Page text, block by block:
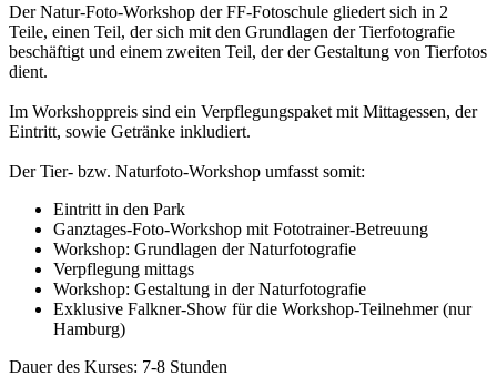
Der Natur-Foto-Workshop der FF-Fotoschule gliedert sich in 2
Teile, einen Teil, der sich mit den Grundlagen der Tierfotografie
beschäftigt und einem zweiten Teil, der der Gestaltung von Tierfotos
dient.
Im Workshoppreis sind ein Verpflegungspaket mit Mittagessen, der
Eintritt, sowie Getränke inkludiert.
Der Tier- bzw. Naturfoto-Workshop umfasst somit:
Eintritt in den Park
Ganztages-Foto-Workshop mit Fototrainer-Betreuung
Workshop: Grundlagen der Naturfotografie
Verpflegung mittags
Workshop: Gestaltung in der Naturfotografie
Exklusive Falkner-Show für die Workshop-Teilnehmer (nur
Hamburg)
Dauer des Kurses: 7-8 Stunden